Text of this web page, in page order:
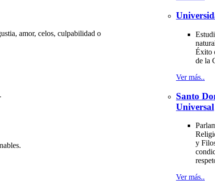
amor, celos, culpabilidad o
Éxito
de la
Ver más..
Santo
Universal
y
Ver más..